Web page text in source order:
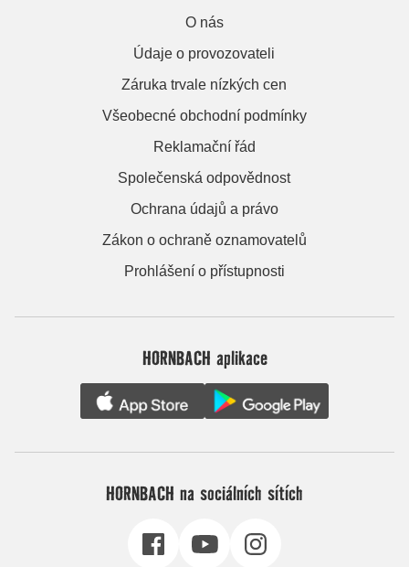
O nás
Údaje o provozovateli
Záruka trvale nízkých cen
Všeobecné obchodní podmínky
Reklamační řád
Společenská odpovědnost
Ochrana údajů a právo
Zákon o ochraně oznamovatelů
Prohlášení o přístupnosti
HORNBACH aplikace
HORNBACH na sociálních sítích